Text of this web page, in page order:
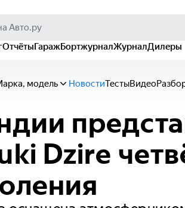
ОтчётыГаражБортжурналЖурналДилеры
модель НовостиТестыВидео
Dzire